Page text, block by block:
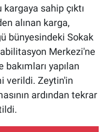
sahip çıktı
alınan karga,
bünyesindeki Sokak
Merkezi'ne
yapılan
verildi. Zeytin'in
ardından tekrar